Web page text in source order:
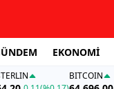
EKONOMİ
BITCOIN